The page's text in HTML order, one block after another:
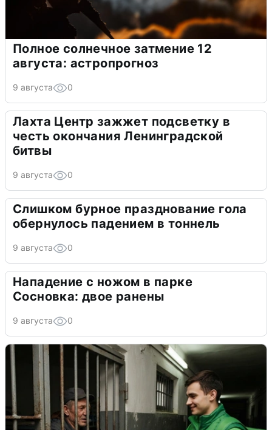
Полное солнечное затмение 12
августа: астропрогноз
9 августа 0
Лахта Центр зажжет подсветку в
честь окончания Ленинградской
битвы
9 августа 0
Слишком бурное празднование гола
обернулось падением в тоннель
9 августа 0
Нападение с ножом в парке
Сосновка: двое ранены
9 августа 0